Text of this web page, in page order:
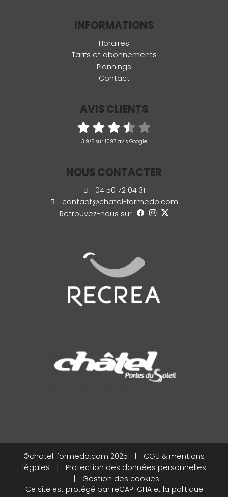
INFORMATIONS
Horaires
Tarifs et abonnements
Plannings
Contact
AVIS CLIENTS
3.9/5 sur 1097 avis Google
NOUS CONTACTER
04 50 72 04 31
contact@chatel-formedo.com
Retrouvez-nous sur
©chatel-formedo.com 2025
CGU & mentions
légales
Protection des données personnelles
Gestion des cookies
Ce site est protégé par reCAPTCHA et la politique